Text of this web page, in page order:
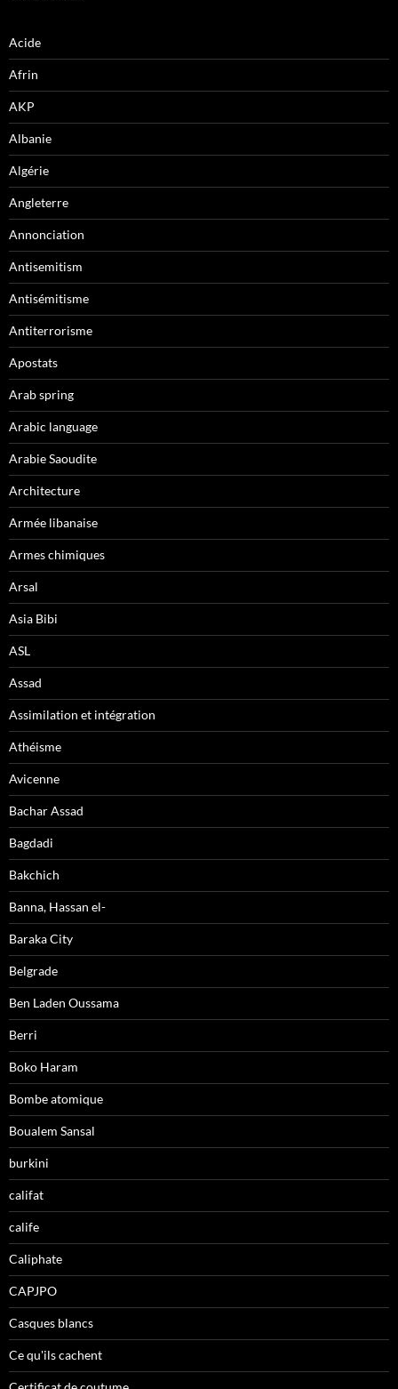
Acide
Afrin
AKP
Albanie
Algérie
Angleterre
Annonciation
Antisemitism
Antisémitisme
Antiterrorisme
Apostats
Arab spring
Arabic language
Arabie Saoudite
Architecture
Armée libanaise
Armes chimiques
Arsal
Asia Bibi
ASL
Assad
Assimilation et intégration
Athéisme
Avicenne
Bachar Assad
Bagdadi
Bakchich
Banna, Hassan el-
Baraka City
Belgrade
Ben Laden Oussama
Berri
Boko Haram
Bombe atomique
Boualem Sansal
burkini
califat
calife
Caliphate
CAPJPO
Casques blancs
Ce qu'ils cachent